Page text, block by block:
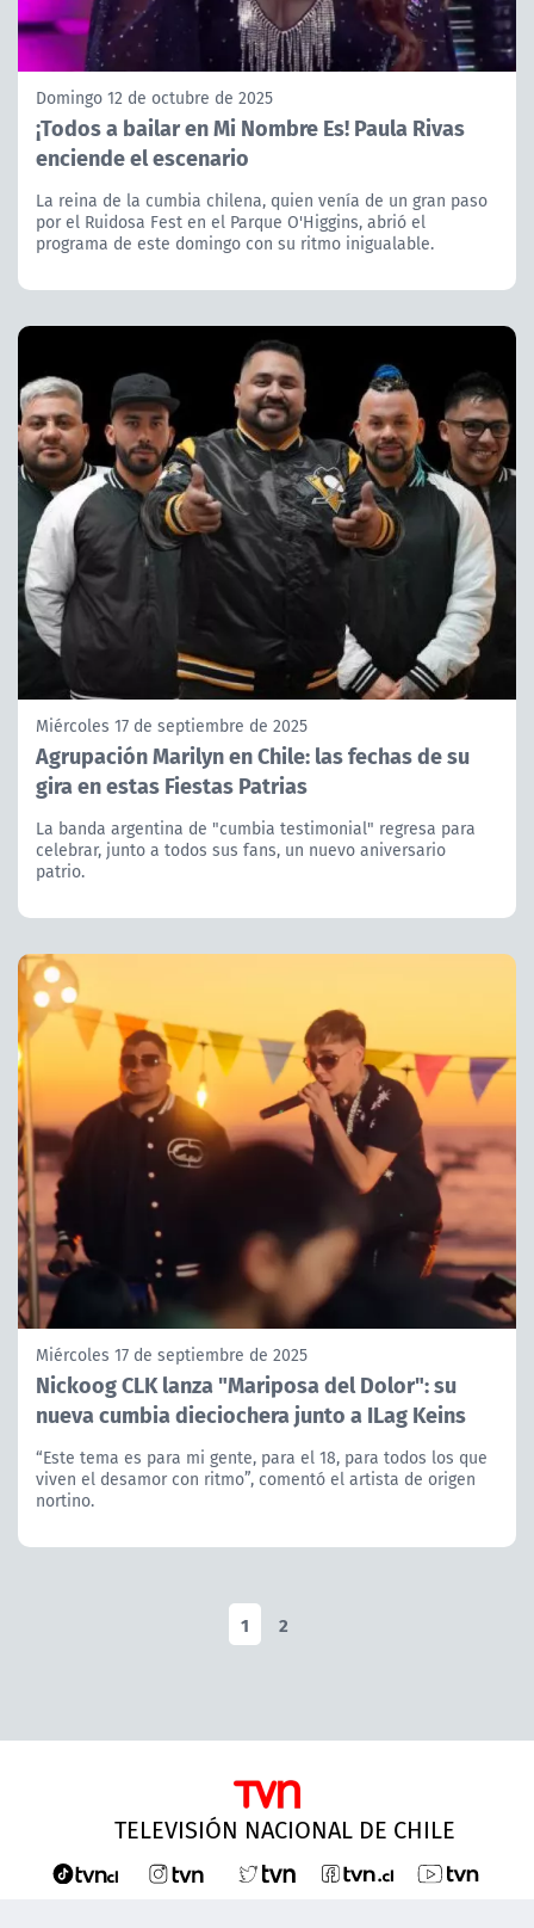
Domingo 12 de octubre de 2025
¡Todos a bailar en Mi Nombre Es! Paula Rivas
enciende el escenario
La reina de la cumbia chilena, quien venía de un gran paso
por el Ruidosa Fest en el Parque O'Higgins, abrió el
programa de este domingo con su ritmo inigualable.
Miércoles 17 de septiembre de 2025
Agrupación Marilyn en Chile: las fechas de su
gira en estas Fiestas Patrias
La banda argentina de "cumbia testimonial" regresa para
celebrar, junto a todos sus fans, un nuevo aniversario
patrio.
Miércoles 17 de septiembre de 2025
Nickoog CLK lanza "Mariposa del Dolor": su
nueva cumbia dieciochera junto a ILag Keins
“Este tema es para mi gente, para el 18, para todos los que
viven el desamor con ritmo”, comentó el artista de origen
nortino.
1 2
TELEVISIÓN NACIONAL DE CHILE